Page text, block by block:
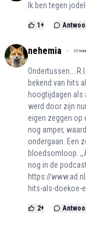
Ik ben tegen
1 +
nehemia 25
bekend van hits
hoogtijdagen als
werd door zijn
eigen zeggen op
nog amper,
ondergaan. Een
bloedsomloop.
nog in de
https://
hits-als-doekoe-
2+